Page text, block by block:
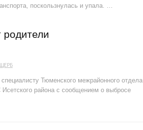
поскользнулась и упала. …
родители
Тюменского межрайонного отдела
района с сообщением о выбросе